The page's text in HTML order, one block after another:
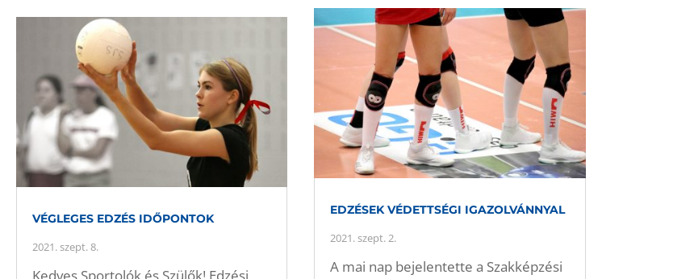
VÉGLEGES EDZÉS IDŐPONTOK
2021. szept. 8.
Kedves Sportolók és Szülők! Edzési
EDZÉSEK VÉDETTSÉGI IGAZOLVÁNNYAL
2021. szept. 2.
A mai nap bejelentette a Szakképzési